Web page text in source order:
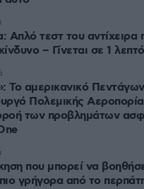
Απλό τεστ του αντίχειρα
– Γίνεται σε 1 λεπτό
Το αμερικανικό
Πολεμικής
των προβλημάτων
που μπορεί να
γρήγορα από το